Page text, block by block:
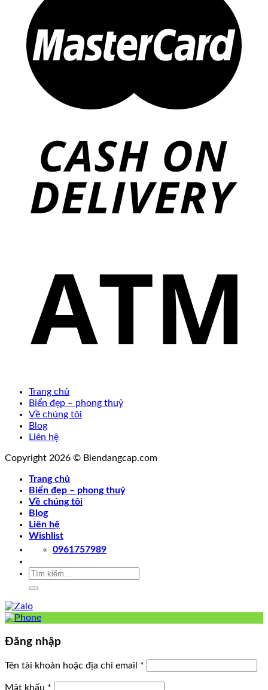
Trang chủ
Biển đẹp – phong thuỷ
Về chúng tôi
Blog
Liên hệ
Copyright 2026 © Biendangcap.com
Trang chủ
Biển đẹp – phong thuỷ
Về chúng tôi
Blog
Liên hệ
Wishlist
0961757989
Tìm
Đăng nhập
Tên tài khoản hoặc địa chỉ email *
Mật khẩu *